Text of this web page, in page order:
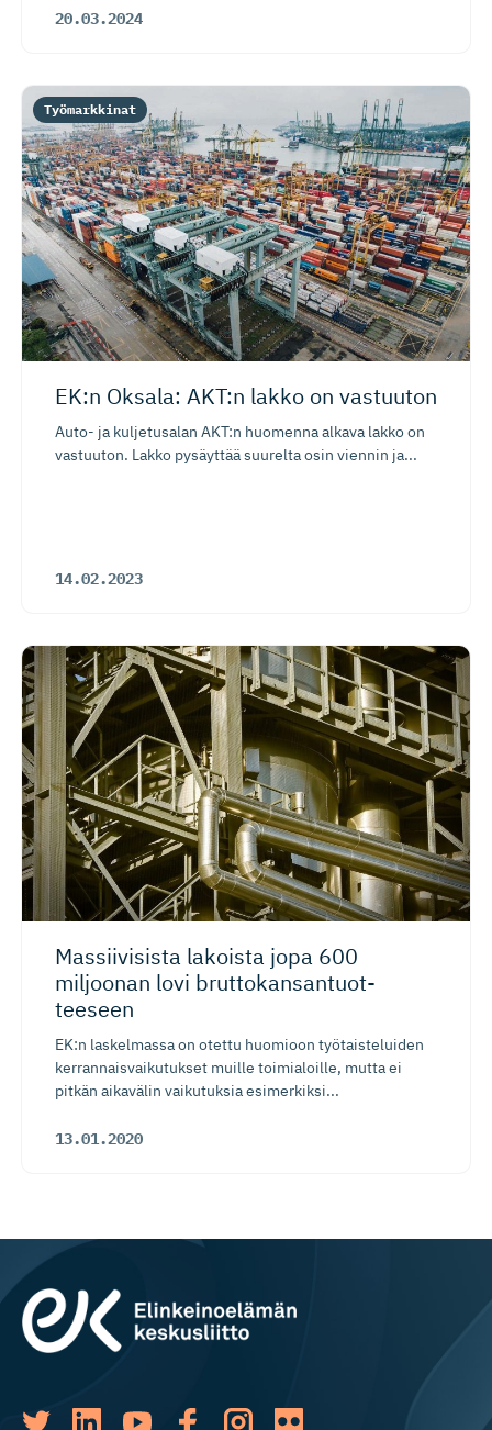
20.03.2024
EK:n Oksala: AKT:n lakko on vastuuton
Auto- ja kuljetusalan AKT:n huomenna alkava lakko on
vastuuton. Lakko pysäyttää suurelta osin viennin ja...
14.02.2023
Työmarkkinat
Massiivisista lakoista jopa 600
miljoonan lovi bruttokan­san­tuot­
teeseen
EK:n laskelmassa on otettu huomioon työtaisteluiden
kerrannaisvaikutukset muille toimialoille, mutta ei
pitkän aikavälin vaikutuksia esimerkiksi...
13.01.2020